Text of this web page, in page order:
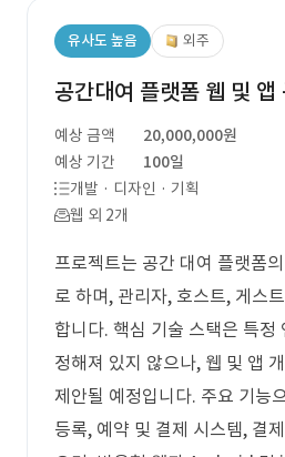
유사도 높음 외주
공간대여 플랫폼 웹 및 앱
예상 금액
20,000,000원
예상 기간
100일
개발 · 디자인 · 기획
웹 외 2개
프로젝트는 공간 대여 플랫폼
로 하며, 관리자, 호스트, 게스
합니다. 핵심 기술 스택은 특정
정해져 있지 않으나, 웹 및 앱
제안될 예정입니다. 주요 기능
등록, 예약 및 결제 시스템, 결